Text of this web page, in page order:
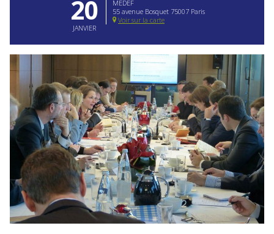
20
JANVIER
MEDEF
55 avenue Bosquet 75007 Paris
Voir sur la carte